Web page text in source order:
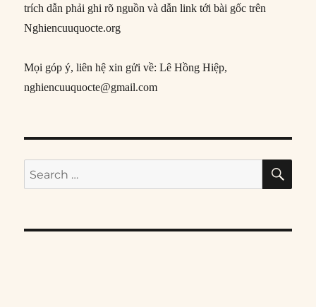
trích dẫn phải ghi rõ nguồn và dẫn link tới bài gốc trên
Nghiencuuquocte.org
Mọi góp ý, liên hệ xin gửi về: Lê Hồng Hiệp,
nghiencuuquocte@gmail.com
Search
for: